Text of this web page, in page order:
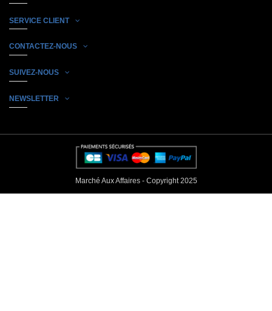
SERVICE CLIENT
CONTACTEZ-NOUS
SUIVEZ-NOUS
NEWSLETTER
Marché Aux Affaires - Copyright 2025